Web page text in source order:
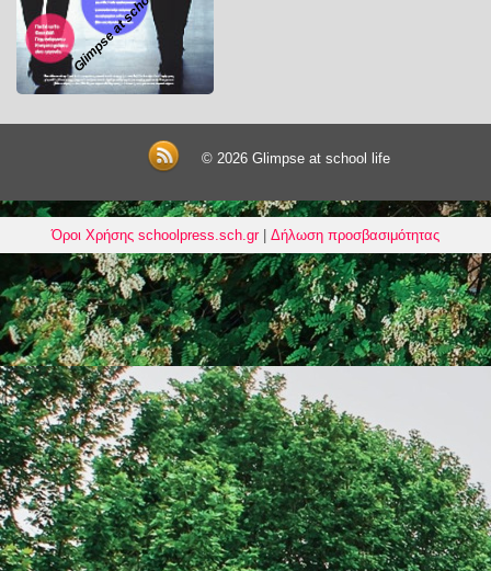
Glimpse at school life
© 2026Glimpse at school life
Όροι Χρήσης schoolpress.sch.gr| Δήλωση προσβασιμότητας